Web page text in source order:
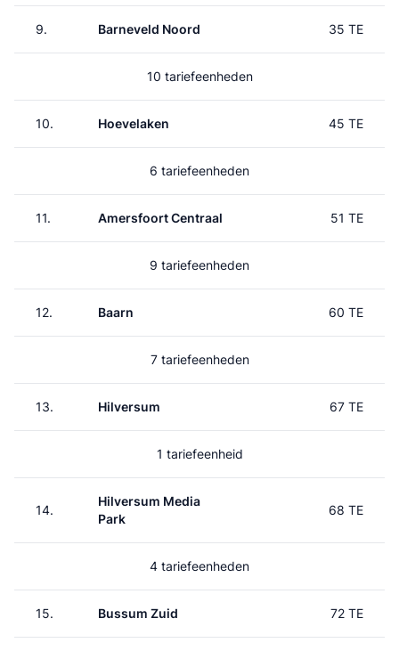
9. Barneveld Noord 35 TE
10 tariefeenheden
10. Hoevelaken 45 TE
6 tariefeenheden
11. Amersfoort Centraal 51 TE
9 tariefeenheden
12. Baarn 60 TE
7 tariefeenheden
13. Hilversum 67 TE
1 tariefeenheid
14.
Hilversum Media
Park
68 TE
4 tariefeenheden
15. Bussum Zuid 72 TE